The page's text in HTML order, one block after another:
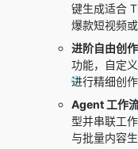
键生成适合
爆款短视频或
进阶自由创作
功能，自定
进行精细创作
Agent 工作
型并串联工
与批量内容生